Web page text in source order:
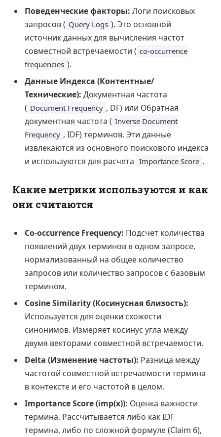
Поведенческие факторы: Логи поисковых
запросов ( Query Logs ). Это основной
источник данных для вычисления частот
совместной встречаемости ( co-occurrence
frequencies ).
Данные Индекса (Контентные/
Технические): Документная частота
( Document Frequency , DF) или Обратная
документная частота ( Inverse Document
Frequency , IDF) терминов. Эти данные
извлекаются из основного поискового индекса
и используются для расчета Importance Score .
Какие метрики используются и как
они считаются
Co-occurrence Frequency: Подсчет количества
появлений двух терминов в одном запросе,
нормализованный на общее количество
запросов или количество запросов с базовым
термином.
Cosine Similarity (Косинусная близость):
Используется для оценки схожести
синонимов. Измеряет косинус угла между
двумя векторами совместной встречаемости.
Delta (Изменение частоты): Разница между
частотой совместной встречаемости термина
в контексте и его частотой в целом.
Importance Score (imp(x)): Оценка важности
термина. Рассчитывается либо как IDF
термина, либо по сложной формуле (Claim 6),